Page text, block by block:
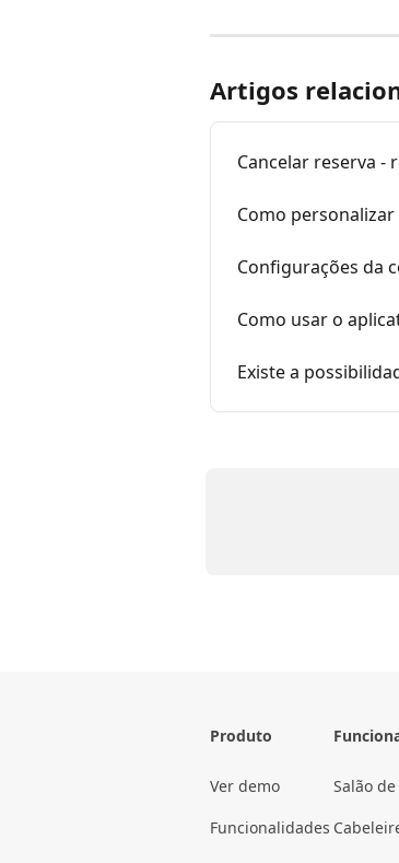
Artigos
Cancelar reserva -
Como
Configurações da
Como usar o
Existe a
Produto
Ver demo
Funcionalidades
Salão